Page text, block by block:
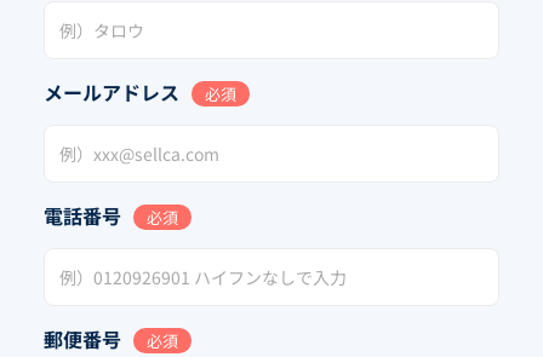
メールアドレス 必須
電話番号 必須
郵便番号 必須